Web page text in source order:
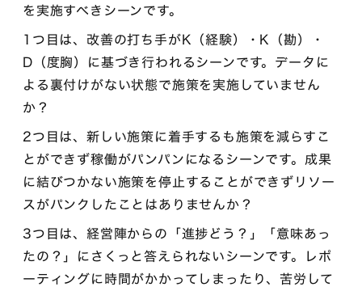
を実施すべきシーンです。
1つ目は、改善の打ち手がK（経験）・K（勘）・
D（度胸）に基づき行われるシーンです。データに
よる裏付けがない状態で施策を実施していません
か？
2つ目は、新しい施策に着手するも施策を減らすこ
とができず稼働がパンパンになるシーンです。成果
に結びつかない施策を停止することができずリソー
スがパンクしたことはありませんか？
3つ目は、経営陣からの「進捗どう？」「意味あっ
たの？」にさくっと答えられないシーンです。レポ
ーティングに時間がかかってしまったり、苦労して